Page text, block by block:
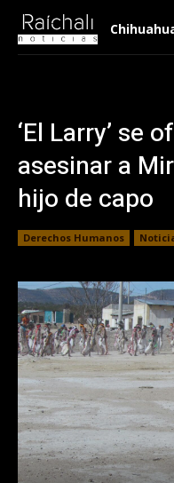
‘El Larry’ se
asesinar a
hijo de capo
Derechos Humanos